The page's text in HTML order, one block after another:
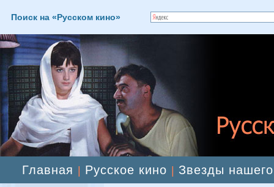
Поиск на «Русском кино»
Главная Русское кино Звезды